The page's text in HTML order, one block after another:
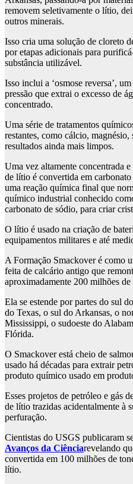
removem seletivamente o lítio,
outros minerais.
Isso cria uma solução de cloreto
por etapas adicionais para
substância utilizável.
Isso inclui a ‘osmose reversa’,
pressão que extrai o excesso de
concentrado.
Uma série de tratamentos
restantes, como cálcio,
resultados ainda mais limpos.
Uma vez altamente concentrada
de lítio é convertida em
uma reação química final que
químico industrial conhecido
carbonato de sódio, para criar
O lítio é usado na criação de
equipamentos militares e até
A Formação Smackover é como
feita de calcário antigo que
aproximadamente 200 milhões de
Ela se estende por partes do sul
do Texas, o sul do Arkansas, o
Mississippi, o sudoeste do
Flórida.
O Smackover está cheio de
usado há décadas para extrair
produto químico usado em
Esses projetos de petróleo e gás
de lítio trazidas acidentalmente à
perfuração.
Cientistas do USGS publicaram
Avanços da Ciênciarevelando
convertida em 100 milhões de
lítio.